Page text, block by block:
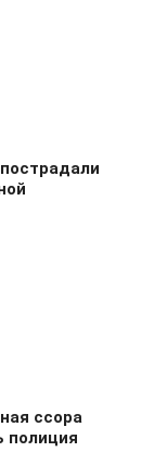
ссора
полиция